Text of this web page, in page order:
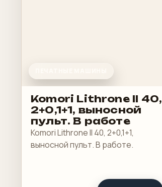
Komori Lithrone II 40,
2+0,1+1, выносной
пульт. В работе
Komori Lithrone II 40, 2+0,1+1,
выносной пульт. В работе.